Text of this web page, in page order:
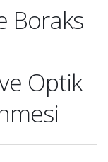
Boraks
Optik